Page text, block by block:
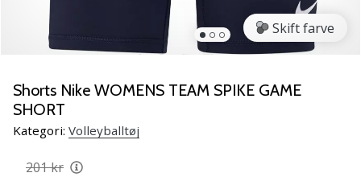
vores
Weplayvolleyball
ambassadør
du
den
samme
som
Skift farve
Shorts Nike WOMENS TEAM SPIKE GAME
SHORT
Kategori: Volleyballtøj
201 kr